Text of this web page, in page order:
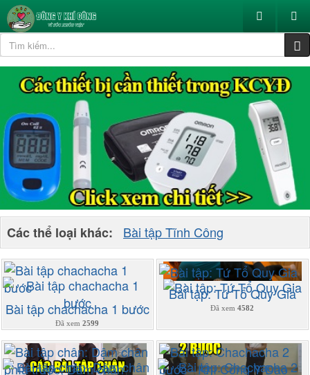
Các thể loại khác: Bài tập Tĩnh Công
Bài tập chachacha 1 bước
Đã xem2599
Bài tập: Tứ Tổ Quy Gia
Đã xem4582